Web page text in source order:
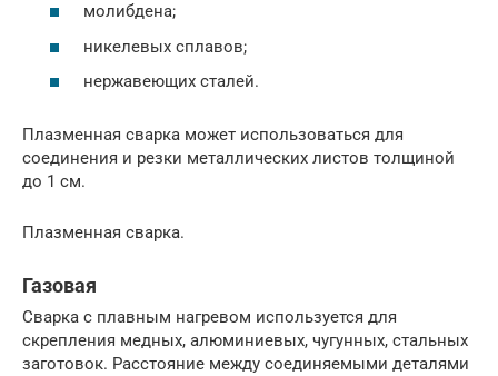
молибдена;
никелевых сплавов;
нержавеющих сталей.
Плазменная сварка может использоваться для
соединения и резки металлических листов толщиной
до 1 см.
Плазменная сварка.
Газовая
Сварка с плавным нагревом используется для
скрепления медных, алюминиевых, чугунных, стальных
заготовок. Расстояние между соединяемыми деталями